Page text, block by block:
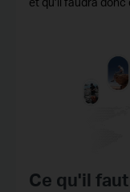
Ce qu'il